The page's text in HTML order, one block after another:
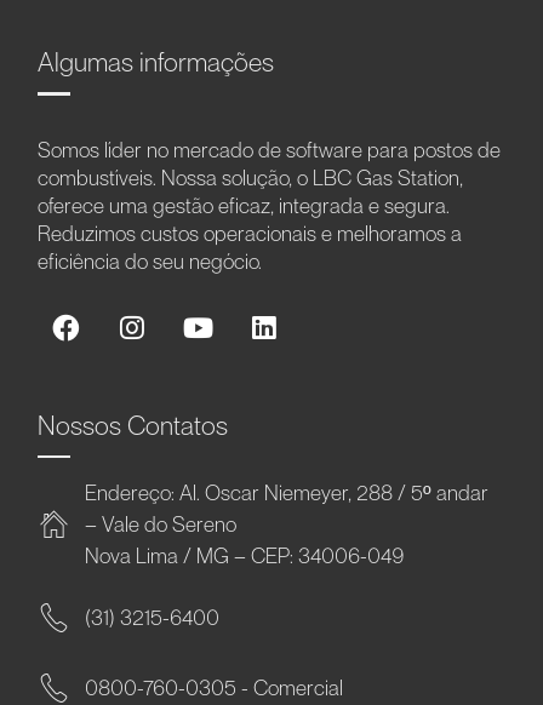
Algumas informações
Somos líder no mercado de software para postos de
combustíveis. Nossa solução, o LBC Gas Station,
oferece uma gestão eficaz, integrada e segura.
Reduzimos custos operacionais e melhoramos a
eficiência do seu negócio.
Nossos Contatos
Endereço: Al. Oscar Niemeyer, 288 / 5º andar
– Vale do Sereno
Nova Lima / MG – CEP: 34006-049
(31) 3215-6400
0800-760-0305 - Comercial